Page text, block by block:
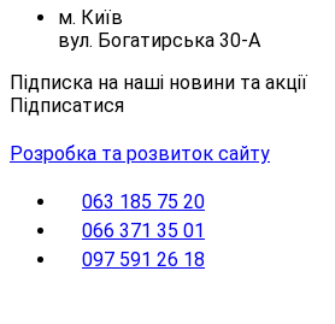
м. Київ
вул. Богатирська 30-А
Підписка на наші новини та акції
Підписатися
Розробка та розвиток сайту
063 185 75 20
066 371 35 01
097 591 26 18